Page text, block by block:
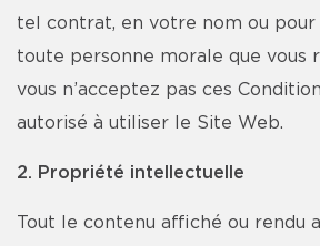
tel contrat, en votre nom ou
toute personne morale que vous
vous n’acceptez pas ces
autorisé à utiliser le Site Web.
2. Propriété intellectuelle
Tout le contenu affiché ou rendu